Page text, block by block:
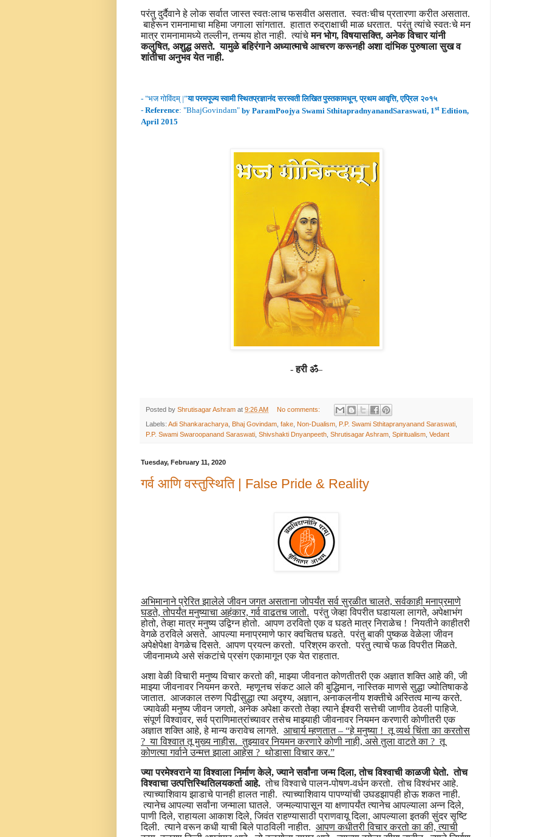
परंतु दुर्दैवाने हे लोक सर्वात जास्त स्वतःलाच फसवीत असतात. स्वतःचीच प्रतारणा करीत असतात.
बाहेरून रामनामाचा महिमा जगाला सांगतात. हातात रुद्राक्षाची माळ धरतात. परंतु त्यांचे स्वतःचे मन
मात्र रामनामामध्ये तल्लीन, तन्मय होत नाही. त्यांचेमन भोग, विषयासक्ति, अनेक विचार यांनी
कलुषित, अशुद्ध असते. यामुळे बहिरंगाने अध्यात्माचे आचरण करूनही अशा दांभिक पुरुषाला सुख व
शांतीचा अनुभव येत नाही.
- "भज गोविंदम् |”या परमपूज्य स्वामीस्थितप्रज्ञानंदसरस्वती लिखित पुस्तकामधून,प्रथमआवृत्ति,एप्रिल २०१५
- Reference: "BhajGovindam" by ParamPoojya Swami SthitapradnyanandSaraswati, 1st Edition,
April 2015
-हरी ॐ–
Posted by Shrutisagar Ashram at 9:26 AM No comments:
Labels: Adi Shankaracharya Bhaj Govindam fake Non-Dualism P.P. Swami Sthitapranyanand Saraswati
P.P. Swami Swaroopanand Saraswati Shivshakti Dnyanpeeth Shrutisagar Ashram Spiritualism Vedant
Tuesday, February 11, 2020
गर्व आणि वस्तुस्थिति | False Pride & Reality
अभिमानाने प्रेरित झालेले जीवन जगत असताना जोपर्यंत सर्व सुरळीत चालते, सर्वकाही मनाप्रमाणे
घडते, तोपर्यंत मनुष्याचा अहंकार, गर्व वाढतच जातो. परंतु जेव्हा विपरीत घडायला लागते, अपेक्षाभंग
होतो, तेव्हा मात्र मनुष्य उद्विग्न होतो. आपण ठरवितो एक व घडते मात्र निराळेच ! नियतीने काहीतरी
वेगळे ठरविले असते. आपल्या मनाप्रमाणे फार क्वचितच घडते. परंतु बाकी पुष्कळ वेळेला जीवन
अपेक्षेपेक्षा वेगळेच दिसते. आपण प्रयत्न करतो. परिश्रम करतो. परंतु त्याचे फळ विपरीत मिळते.
जीवनामध्ये असे संकटांचे प्रसंग एकामागून एक येत राहतात.
अशा वेळी विचारी मनुष्य विचार करतो की, माझ्या जीवनात कोणतीतरी एक अज्ञात शक्ति आहे की, जी
माझ्या जीवनावर नियमन करते. म्हणूनच संकट आले की बुद्धिमान, नास्तिक माणसे सुद्धा ज्योतिषाकडे
जातात. आजकाल तरुण पिढीसुद्धा त्या अदृश्य, अज्ञान, अनाकलनीय शक्तीचे अस्तित्व मान्य करते.
ज्यावेळी मनुष्य जीवन जगतो, अनेक अपेक्षा करतो तेव्हा त्याने ईश्वरी सत्तेची जाणीव ठेवली पाहिजे.
संपूर्ण विश्वावर, सर्व प्राणिमात्रांच्यावर तसेच माझ्याही जीवनावर नियमन करणारी कोणीतरी एक
अज्ञात शक्ति आहे, हे मान्य करावेच लागते. आचार्य म्हणतात – “हे मनुष्या ! तू व्यर्थ चिंता का करतोस
? या विश्वात तू मुख्य नाहीस. तुझ्यावर नियमन करणारे कोणी नाही, असे तुला वाटते का ? तू
कोणत्या गर्वाने उन्मत्त झाला आहेस ? थोडासा विचार कर.”
ज्या परमेश्वराने या विश्वाला निर्माण केले, ज्याने सर्वांना जन्म दिला, तोच विश्वाची काळजी घेतो. तोच
विश्वाचा उत्पत्तिस्थितिलयकर्ता आहे. तोच विश्वाचे पालन-पोषण-वर्धन करतो. तोच विश्वंभर आहे.
त्याच्याशिवाय झाडाचे पानही हालत नाही. त्याच्याशिवाय पापण्यांची उघडझापही होऊ शकत नाही.
त्यानेच आपल्या सर्वांना जन्माला घातले. जन्मल्यापासून या क्षणापर्यंत त्यानेच आपल्याला अन्न दिले,
पाणी दिले, राहायला आकाश दिले, जिवंत राहण्यासाठी प्राणवायू दिला, आपल्याला इतकी सुंदर सृष्टि
दिली. त्याने वरून कधी याची बिले पाठविली नाहीत. आपण कधीतरी विचार करतो का की, त्याची